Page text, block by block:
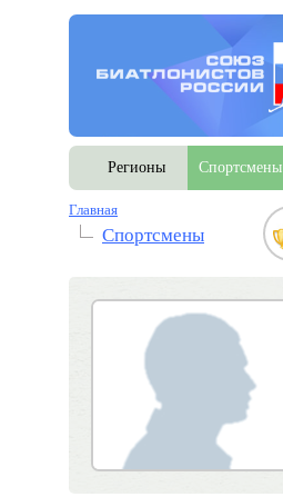
Регионы Спортсмены
Главная
Спортсмены